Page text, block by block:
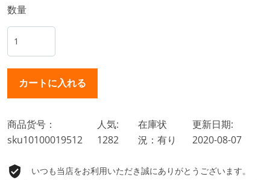
数量
商品货号：
sku10100019512
人気:
1282
在庫状
況：有り
更新日期:
2020-08-07
いつも当店をお利用いただき誠にありがとうございます。